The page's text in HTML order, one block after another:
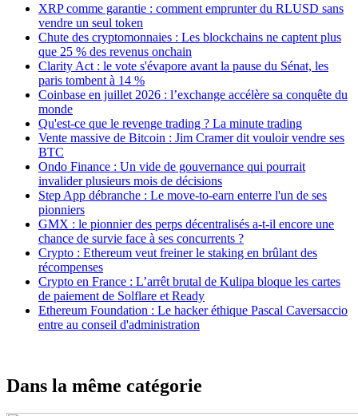
XRP comme garantie : comment emprunter du RLUSD sans
vendre un seul token
Chute des cryptomonnaies : Les blockchains ne captent plus
que 25 % des revenus onchain
Clarity Act : le vote s'évapore avant la pause du Sénat, les
paris tombent à 14 %
Coinbase en juillet 2026 : l’exchange accélère sa conquête du
monde
Qu'est-ce que le revenge trading ? La minute trading
Vente massive de Bitcoin : Jim Cramer dit vouloir vendre ses
BTC
Ondo Finance : Un vide de gouvernance qui pourrait
invalider plusieurs mois de décisions
Step App débranche : Le move-to-earn enterre l'un de ses
pionniers
GMX : le pionnier des perps décentralisés a-t-il encore une
chance de survie face à ses concurrents ?
Crypto : Ethereum veut freiner le staking en brûlant des
récompenses
Crypto en France : L’arrêt brutal de Kulipa bloque les cartes
de paiement de Solflare et Ready
Ethereum Foundation : Le hacker éthique Pascal Caversaccio
entre au conseil d'administration
Dans la même catégorie